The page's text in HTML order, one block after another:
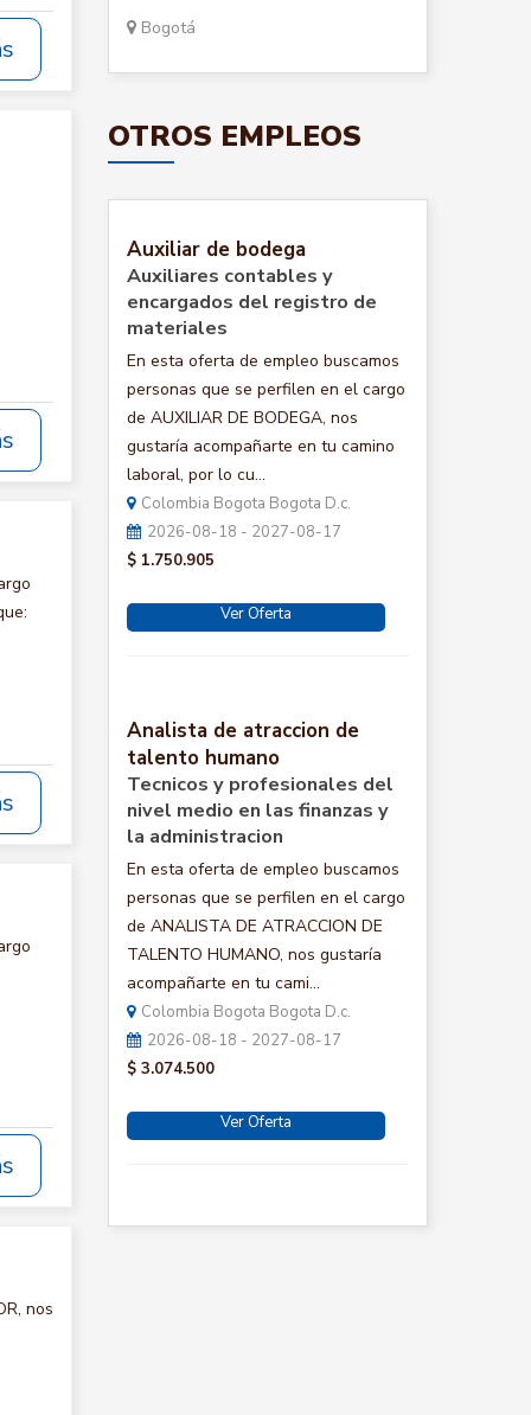
nos
Bogotá
OTROS EMPLEOS
Auxiliar de bodega
Auxiliares contables y
encargados del registro de
materiales
En esta oferta de empleo buscamos
personas que se perfilen en el cargo
de AUXILIAR DE BODEGA, nos
gustaría acompañarte en tu camino
laboral, por lo cu...
Colombia Bogota Bogota D.c.
2026-08-18 - 2027-08-17
$ 1.750.905
Ver Oferta
Analista de atraccion de
talento humano
Tecnicos y profesionales del
nivel medio en las finanzas y
la administracion
En esta oferta de empleo buscamos
personas que se perfilen en el cargo
de ANALISTA DE ATRACCION DE
TALENTO HUMANO, nos gustaría
acompañarte en tu cami...
Colombia Bogota Bogota D.c.
2026-08-18 - 2027-08-17
$ 3.074.500
Ver Oferta